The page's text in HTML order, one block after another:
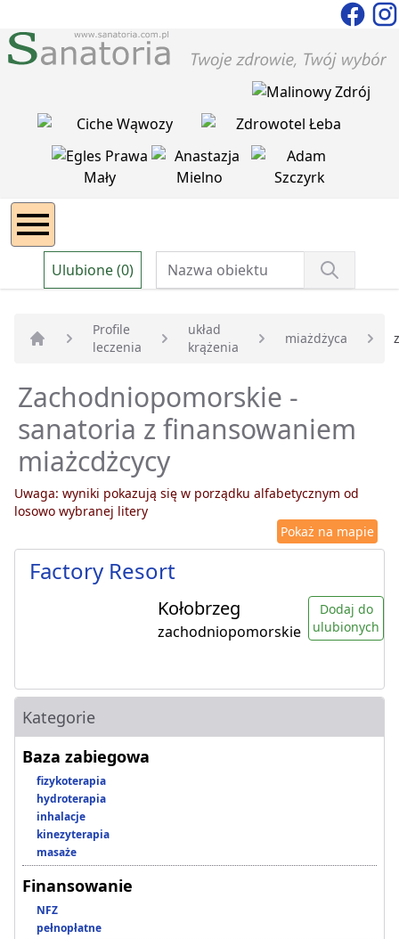
Ulubione (0)
Strona główna
Profile
leczenia
układ
krążenia
miażdżyca
Zachodniopomorskie -
sanatoria z finansowaniem
miażcdżcycy
Uwaga: wyniki pokazują się w porządku alfabetycznym od
losowo wybranej litery
Pokaż na mapie
Factory Resort
Kołobrzeg
zachodniopomorskie
Dodaj do
ulubionych
Kategorie
Baza zabiegowa
fizykoterapia
hydroterapia
inhalacje
kinezyterapia
masaże
Finansowanie
NFZ
pełnopłatne